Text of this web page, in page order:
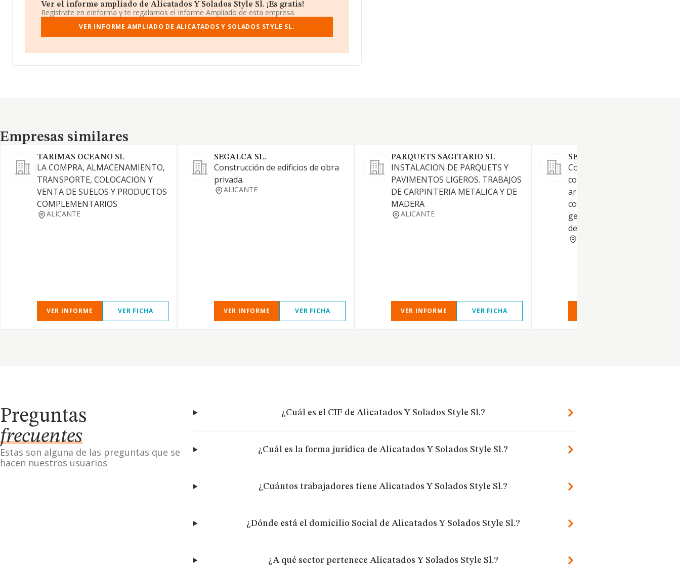
Ver el informe ampliado de Alicatados Y Solados Style Sl. ¡Es gratis!
Regístrate en eInforma y te regalamos el Informe Ampliado de esta empresa.
VER INFORME AMPLIADO DE ALICATADOS Y SOLADOS STYLE SL.
Empresas similares
Empresas similares
TARIMAS OCEANO SL
LA COMPRA, ALMACENAMIENTO,
TRANSPORTE, COLOCACION Y
VENTA DE SUELOS Y PRODUCTOS
COMPLEMENTARIOS
ALICANTE
VER INFORME VER FICHA
SEGALCA SL.
Construcción de edificios de obra
privada.
ALICANTE
VER INFORME VER FICHA
PARQUETS SAGITARIO SL
INSTALACION DE PARQUETS Y
PAVIMENTOS LIGEROS. TRABAJOS
DE CARPINTERIA METALICA Y DE
MADERA
ALICANTE
VER INFORME VER FICHA
SEGALICIA SL
Construcción, reparación y
conservación de
arrendamiento de locales,
compraventa de inmuebles,
gestión inmobiliaria y
de operadores turísticos.
Preguntas
frecuentes
Estas son alguna de las preguntas que se
hacen nuestros usuarios
¿Cuál es el CIF de Alicatados Y Solados Style Sl.?
¿Cuál es la forma jurídica de Alicatados Y Solados Style Sl.?
¿Cuántos trabajadores tiene Alicatados Y Solados Style Sl.?
¿Dónde está el domicilio Social de Alicatados Y Solados Style Sl.?
¿A qué sector pertenece Alicatados Y Solados Style Sl.?